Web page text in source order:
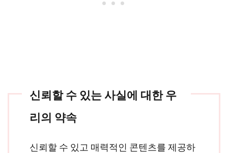
신뢰할 수 있는 사실에 대한 우
리의 약속
신뢰할 수 있고 매력적인 콘텐츠를 제공하